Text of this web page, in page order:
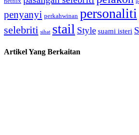
penyanyi perkahwinan personaliti
selebriti sihat stail Style suami isteri
Artikel Yang Berkaitan